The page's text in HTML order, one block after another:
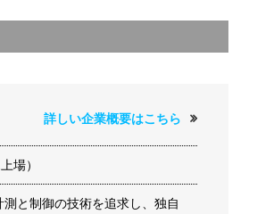
詳しい企業概要はこちら
場）
と制御の技術を追求し、独自